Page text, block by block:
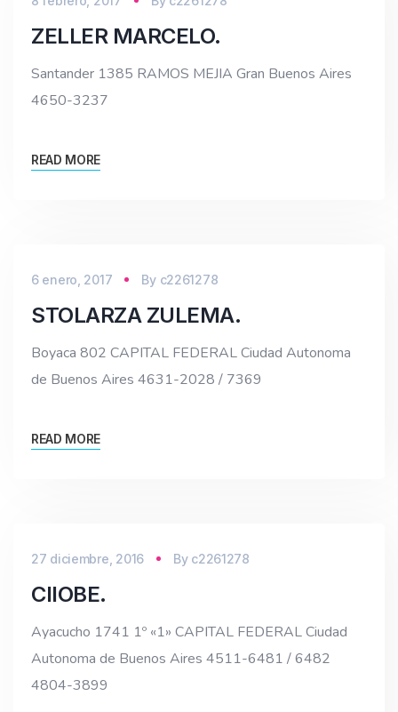
ZELLER MARCELO.
Santander 1385 RAMOS MEJIA Gran Buenos Aires
4650-3237
READ MORE
6 enero, 2017 By c2261278
STOLARZA ZULEMA.
Boyaca 802 CAPITAL FEDERAL Ciudad Autonoma
de Buenos Aires 4631-2028 / 7369
READ MORE
27 diciembre, 2016 By c2261278
CIIOBE.
Ayacucho 1741 1º «1» CAPITAL FEDERAL Ciudad
Autonoma de Buenos Aires 4511-6481 / 6482
4804-3899